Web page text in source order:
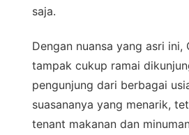
saja.
Dengan nuansa yang asri ini,
tampak cukup ramai
pengunjung dari berbagai
suasananya yang menarik,
tenant makanan dan